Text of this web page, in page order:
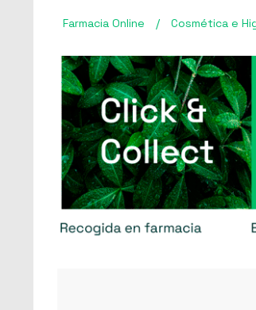
Farmacia Online / Cosmética e